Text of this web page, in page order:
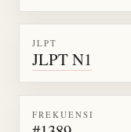
JLPT
JLPT N1
FREKUENSI